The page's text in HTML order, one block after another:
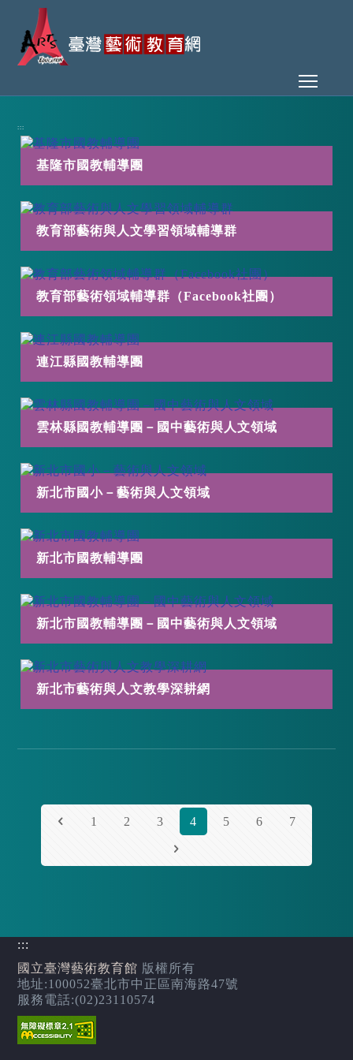
:::
基隆市國教輔導團
教育部藝術與人文學習領域輔導群
教育部藝術領域輔導群（Facebook社團）
連江縣國教輔導團
雲林縣國教輔導團－國中藝術與人文領域
新北市國小－藝術與人文領域
新北市國教輔導團
新北市國教輔導團－國中藝術與人文領域
新北市藝術與人文教學深耕網
1 2 3 4 5 6 7
:::
國立臺灣藝術教育館 版權所有
地址:100052臺北市中正區南海路47號
服務電話:(02)23110574